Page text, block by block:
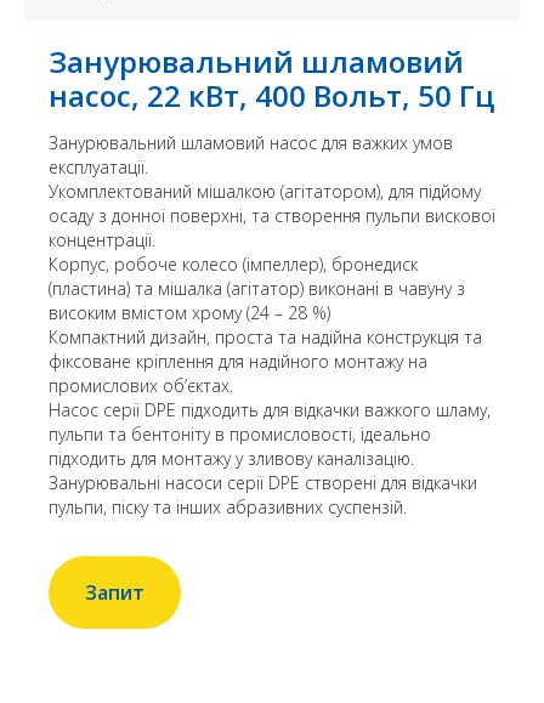
Занурювальний шламовий
насос, 22 кВт, 400 Вольт, 50 Гц
Занурювальний шламовий насос для важких умов
експлуатації.
Укомплектований мішалкою (агітатором), для підйому
осаду з донної поверхні, та створення пульпи вискової
концентрації.
Корпус, робоче колесо (імпеллер), бронедиск
(пластина) та мішалка (агітатор) виконані в чавуну з
високим вмістом хрому (24 – 28 %)
Компактний дизайн, проста та надійна конструкція та
фіксоване кріплення для надійного монтажу на
промислових об’єктах.
Насос серії DPE підходить для відкачки важкого шламу,
пульпи та бентоніту в промисловості, ідеально
підходить для монтажу у зливову каналізацію.
Занурювальні насоси серії DPE створені для відкачки
пульпи, піску та інших абразивних суспензій.
Запит